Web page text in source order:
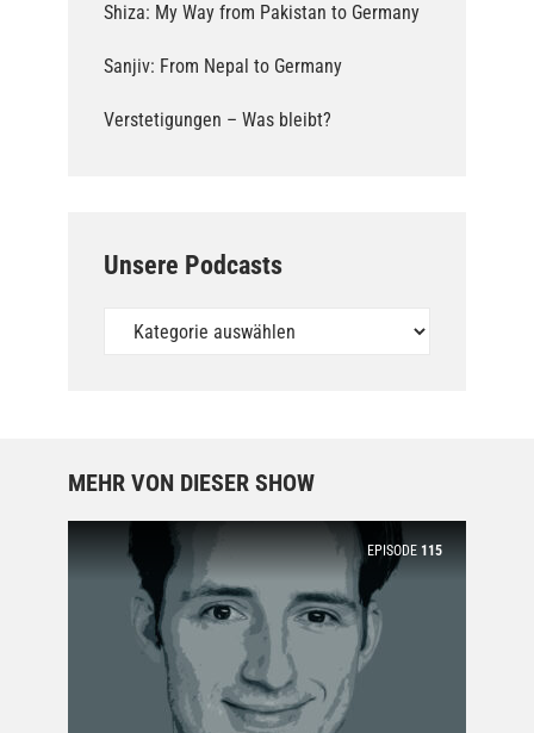
Shiza: My Way from Pakistan to Germany
Sanjiv: From Nepal to Germany
Verstetigungen – Was bleibt?
Unsere Podcasts
Podcasts
MEHR VON DIESER SHOW
EPISODE 115